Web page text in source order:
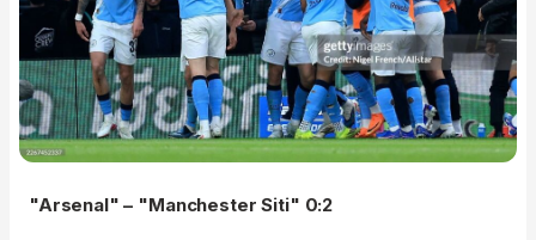
"Arsenal" – "Manchester Siti" 0:2